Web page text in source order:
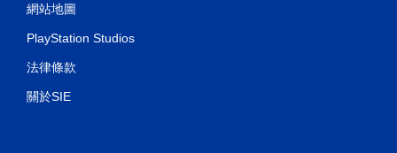
網站地圖
PlayStation Studios
法律條款
關於SIE